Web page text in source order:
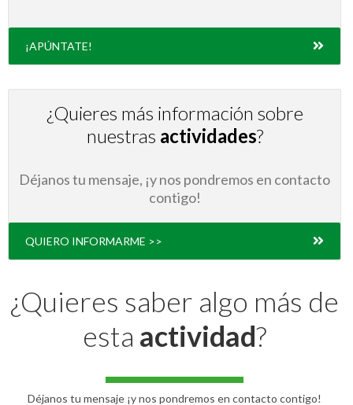
¡APÚNTATE!
¿Quieres más información sobre
nuestras actividades?
Déjanos tu mensaje, ¡y nos pondremos en contacto
contigo!
QUIERO INFORMARME >>
¿Quieres saber algo más de
esta actividad?
Déjanos tu mensaje ¡y nos pondremos en contacto contigo!